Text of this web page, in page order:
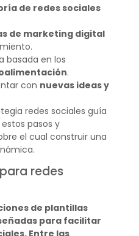
de redes sociales
de marketing digital
basada en los
.
con nuevas ideas y
redes sociales guía
pasos y
el cual construir una
redes
de plantillas
para facilitar
Entre las